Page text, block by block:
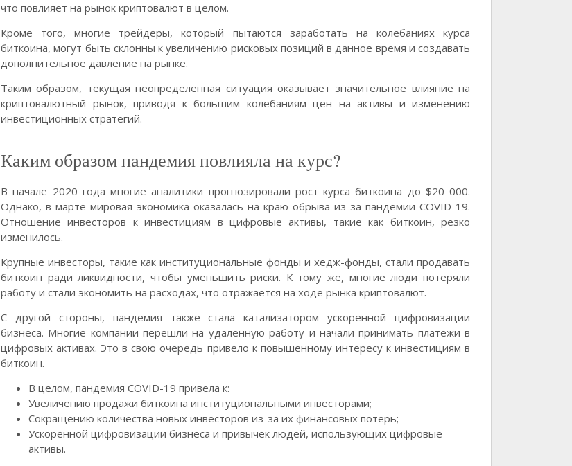
что повлияет на рынок криптовалют в целом.
Кроме того, многие трейдеры, который пытаются заработать на колебаниях курса
биткоина, могут быть склонны к увеличению рисковых позиций в данное время и создавать
дополнительное давление на рынке.
Таким образом, текущая неопределенная ситуация оказывает значительное влияние на
криптовалютный рынок, приводя к большим колебаниям цен на активы и изменению
инвестиционных стратегий.
Каким образом пандемия повлияла на курс?
В начале 2020 года многие аналитики прогнозировали рост курса биткоина до $20 000.
Однако, в марте мировая экономика оказалась на краю обрыва из-за пандемии COVID-19.
Отношение инвесторов к инвестициям в цифровые активы, такие как биткоин, резко
изменилось.
Крупные инвесторы, такие как институциональные фонды и хедж-фонды, стали продавать
биткоин ради ликвидности, чтобы уменьшить риски. К тому же, многие люди потеряли
работу и стали экономить на расходах, что отражается на ходе рынка криптовалют.
С другой стороны, пандемия также стала катализатором ускоренной цифровизации
бизнеса. Многие компании перешли на удаленную работу и начали принимать платежи в
цифровых активах. Это в свою очередь привело к повышенному интересу к инвестициям в
биткоин.
В целом, пандемия COVID-19 привела к:
Увеличению продажи биткоина институциональными инвесторами;
Сокращению количества новых инвесторов из-за их финансовых потерь;
Ускоренной цифровизации бизнеса и привычек людей, использующих цифровые
активы.